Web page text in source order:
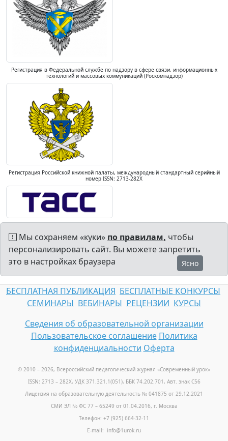
Регистрация в Федеральной службе по надзору в сфере связи, информационных
технологий и массовых коммуникаций (Роскомнадзор)
Регистрация Российской книжной палаты, международный стандартный серийный
номер ISSN: 2713-282X
Мы сохраняем «куки» по правилам, чтобы
персонализировать сайт. Вы можете запретить
это в настройках браузера
Ясно
БЕСПЛАТНАЯ ПУБЛИКАЦИЯ БЕСПЛАТНЫЕ КОНКУРСЫ
СЕМИНАРЫ ВЕБИНАРЫ РЕЦЕНЗИИ КУРСЫ
Сведения об образовательной организации
Пользовательское соглашение Политика
конфиденциальности Оферта
© 2010 – 2026, Всероссийский педагогический журнал «Современный урок»
ISSN: 2713 – 282X, УДК 371.321.1(051), ББК 74.202.701, Авт. знак С56
Лицензия на образовательную деятельность № 041875 от 29.12.2021
СМИ ЭЛ № ФС 77 – 65249 от 01.04.2016, г. Москва
Телефон: +7 (925) 664-32-11
E-mail: info@1urok.ru